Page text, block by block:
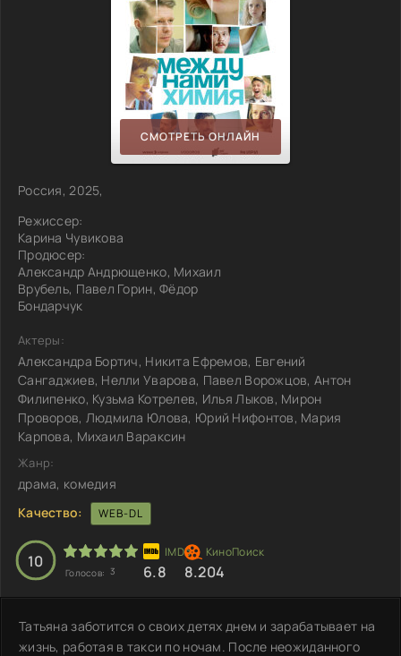
СМОТРЕТЬ ОНЛАЙН
Россия, 2025,
Режиссер:
Карина Чувикова
Продюсер:
Александр Андрющенко, Михаил
Врубель, Павел Горин, Фёдор
Бондарчук
Актеры:
Александра Бортич, Никита Ефремов, Евгений
Сангаджиев, Нелли Уварова, Павел Ворожцов, Антон
Филипенко, Кузьма Котрелев, Илья Лыков, Мирон
Проворов, Людмила Юлова, Юрий Нифонтов, Мария
Карпова, Михаил Вараксин
Жанр:
драма, комедия
Качество:
WEB-DL
10
Голосов: 3 6.8 8.204
Татьяна заботится о своих детях днем и зарабатывает на
жизнь, работая в такси по ночам. После неожиданного